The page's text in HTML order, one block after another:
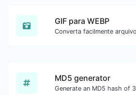
GIF para WEBP
MD5 generator